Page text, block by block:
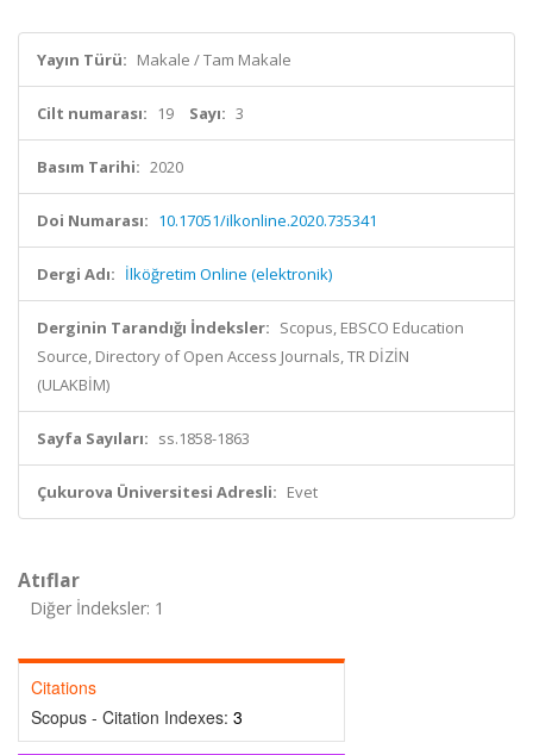
Yayın Türü: Makale / Tam Makale
Cilt numarası: 19 Sayı: 3
Basım Tarihi: 2020
Doi Numarası: 10.17051/ilkonline.2020.735341
Dergi Adı: İlköğretim Online (elektronik)
Derginin Tarandığı İndeksler: Scopus, EBSCO Education
Source, Directory of Open Access Journals, TR DİZİN
(ULAKBİM)
Sayfa Sayıları: ss.1858-1863
Çukurova Üniversitesi Adresli: Evet
Atıflar
Diğer İndeksler: 1
Citations
Scopus - Citation Indexes: 3